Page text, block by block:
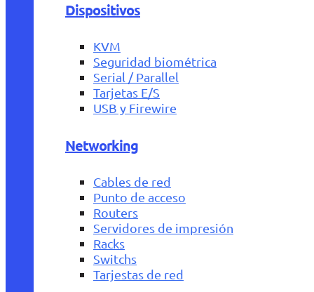
Dispositivos
KVM
Seguridad biométrica
Serial / Parallel
Tarjetas E/S
USB y Firewire
Networking
Cables de red
Punto de acceso
Routers
Servidores de impresión
Racks
Switchs
Tarjestas de red